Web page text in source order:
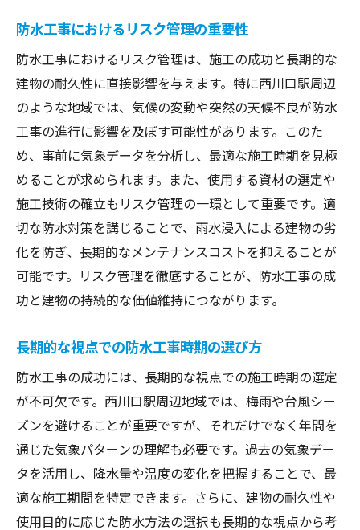
プロならではの施工技術とその利点
業者とのスムーズなコミュニケーション方
法
契約前に確認すべき施工計画とコスト
防水工事におけるリスク管理の重要性
防水工事におけるリスク管理は、施工の成功と長期的な
建物の耐久性に直接影響を与えます。特に西川口駅周辺
のような地域では、気候の変動や突然の天候不良が防水
工事の進行に影響を及ぼす可能性があります。このた
め、事前に気象データを分析し、最適な施工時期を見極
めることが求められます。また、使用する資材の選定や
施工技術の確立もリスク管理の一環として重要です。適
切な防水対策を講じることで、雨水浸入による建物の劣
化を防ぎ、長期的なメンテナンスコストを抑えることが
可能です。リスク管理を徹底することが、防水工事の成
功と建物の持続的な価値維持につながります。
長期的な視点での防水工事時期の選び方
防水工事の成功には、長期的な視点での施工時期の選定
が不可欠です。西川口駅周辺地域では、梅雨や台風シー
ズンを避けることが重要ですが、それだけでなく年間を
通じた気象パターンの理解も必要です。過去の気象デー
タを活用し、降水量や温度の変化を把握することで、最
適な施工期間を特定できます。さらに、建物の耐久性や
使用目的に応じた防水方法の選択も長期的な視点から考